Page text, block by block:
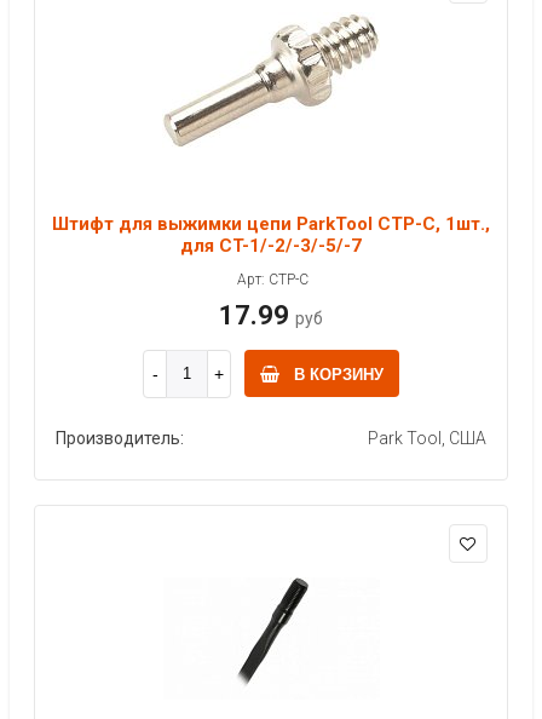
Штифт для выжимки цепи ParkTool CTP-C, 1шт.,
для CT-1/-2/-3/-5/-7
Арт: CTP-C
17.99 руб
В КОРЗИНУ
Производитель: Park Tool, США